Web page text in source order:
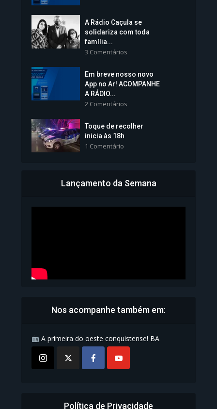
Vice-Prefeita Sheila Lemos
tomará posse nesta...
1.101 Modos de exibição
Bahia inicia emissão da
A Rádio Caçula se
solidariza com toda
família...
3 Comentários
Em breve nosso novo
App no Ar! ACOMPANHE
A RÁDIO...
2 Comentários
Toque de recolher
inicia às 18h
1 Comentário
Lançamento da Semana
Nos acompanhe também em:
A primeira do oeste conquistense! BA
Política de Privacidade